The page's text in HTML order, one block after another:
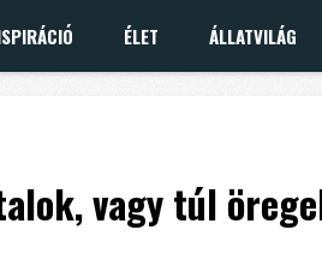
ÉLET ÁLLATVILÁG
vagy túl